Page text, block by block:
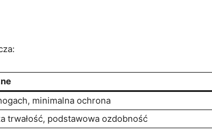
minimalna ‍ochrona
trwałość,⁤ podstawowa ‌ozdobność